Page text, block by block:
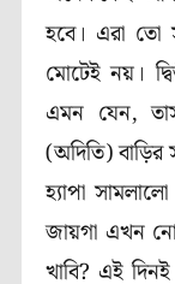
হবে। এরা তো
মোটেই নয়।
এমন যেন,
(অদিতি)
হ্যাপা
জায়গা এখন নো
খাবি? এই